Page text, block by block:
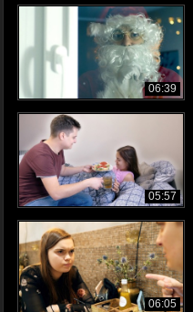
06:39
05:57
06:05